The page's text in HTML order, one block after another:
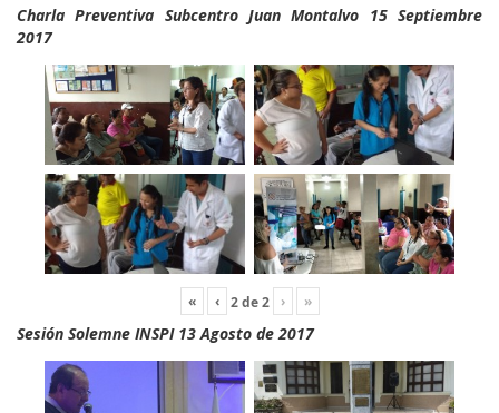
Charla Preventiva Subcentro Juan Montalvo 15 Septiembre
2017
« ‹ 2de2 › »
Sesión Solemne INSPI 13 Agosto de 2017